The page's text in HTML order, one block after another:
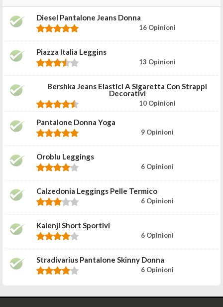
Diesel Pantalone Jeans Donna
16 Opinioni
Piazza Italia Leggins
13 Opinioni
Bershka Jeans Elastici A Sigaretta Con Strappi
Decorativi
10 Opinioni
Pantalone Donna Yoga
9 Opinioni
Oroblu Leggings
6 Opinioni
Calzedonia Leggings Pelle Termico
6 Opinioni
Kalenji Short Sportivi
6 Opinioni
Stradivarius Pantalone Skinny Donna
6 Opinioni